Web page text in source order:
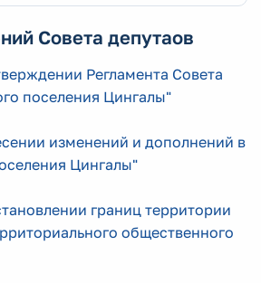
Совета депутаов
Регламента Совета
поселения Цингалы"
изменений и дополнений в
Цингалы"
границ территории
общественного